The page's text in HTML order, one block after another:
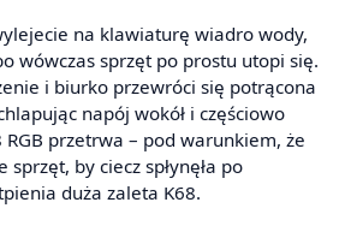
na klawiaturę wiadro wody,
wówczas sprzęt po prostu utopi się.
i biurko przewróci się potrącona
napój wokół i częściowo
przetrwa – pod warunkiem, że
by ciecz spłynęła po
duża zaleta K68.